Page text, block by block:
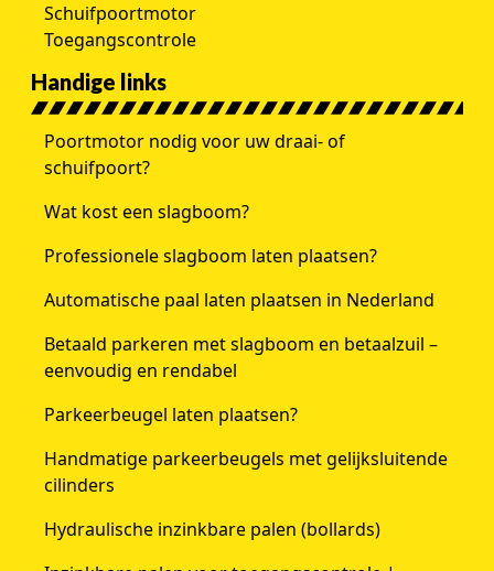
Schuifpoortmotor
Toegangscontrole
Handige links
Poortmotor nodig voor uw draai- of
schuifpoort?
Wat kost een slagboom?
Professionele slagboom laten plaatsen?
Automatische paal laten plaatsen in Nederland
Betaald parkeren met slagboom en betaalzuil –
eenvoudig en rendabel
Parkeerbeugel laten plaatsen?
Handmatige parkeerbeugels met gelijksluitende
cilinders
Hydraulische inzinkbare palen (bollards)